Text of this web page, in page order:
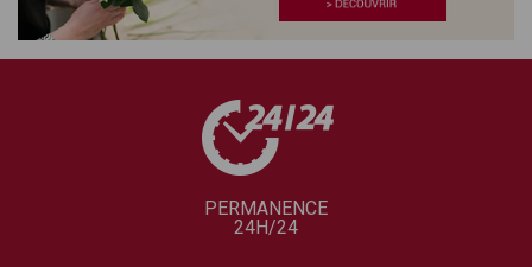
PERMANENCE
24H/24